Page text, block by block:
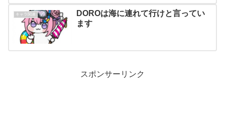
キャラ関連
DOROは海に連れて行けと言ってい
ます
スポンサーリンク